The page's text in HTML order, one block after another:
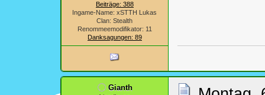
Beiträge: 388
Ingame-Name: xSTTH Lukas
Clan: Stealth
Renommeemodifikator: 11
Danksagungen: 89
Gianth